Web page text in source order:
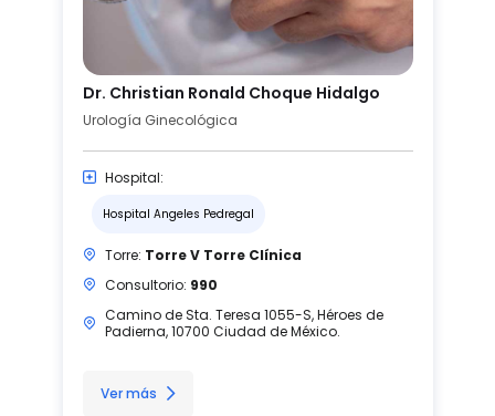
Dr. Christian Ronald Choque Hidalgo
Urología Ginecológica
Hospital:
Hospital Angeles Pedregal
Torre: Torre V Torre Clínica
Consultorio: 990
Camino de Sta. Teresa 1055-S, Héroes de
Padierna, 10700 Ciudad de México.
Ver más